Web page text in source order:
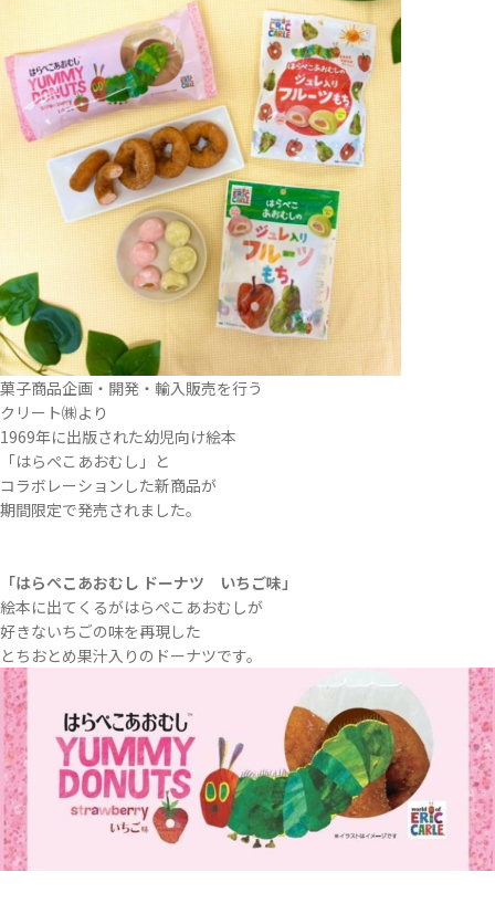
菓子商品企画・開発・輸入販売を行う
クリート㈱より
1969年に出版された幼児向け絵本
「はらぺこあおむし」と
コラボレーションした新商品が
期間限定で発売されました。
「はらぺこあおむし ドーナツ いちご味」
絵本に出てくるがはらぺこあおむしが
好きないちごの味を再現した
とちおとめ果汁入りのドーナツです。